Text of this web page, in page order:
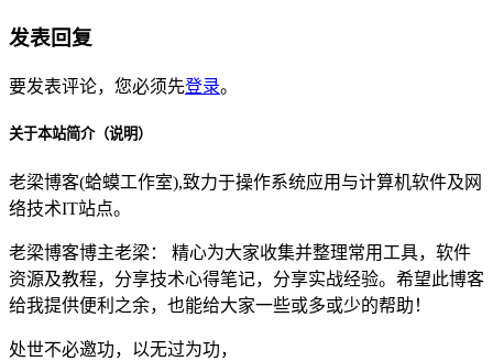
发表回复
要发表评论，您必须先登录。
关于本站简介（说明）
老梁博客(蛤蟆工作室),致力于操作系统应用与计算机软件及网
络技术IT站点。
老梁博客博主老梁： 精心为大家收集并整理常用工具，软件
资源及教程，分享技术心得笔记，分享实战经验。希望此博客
给我提供便利之余，也能给大家一些或多或少的帮助！
处世不必邀功，以无过为功，